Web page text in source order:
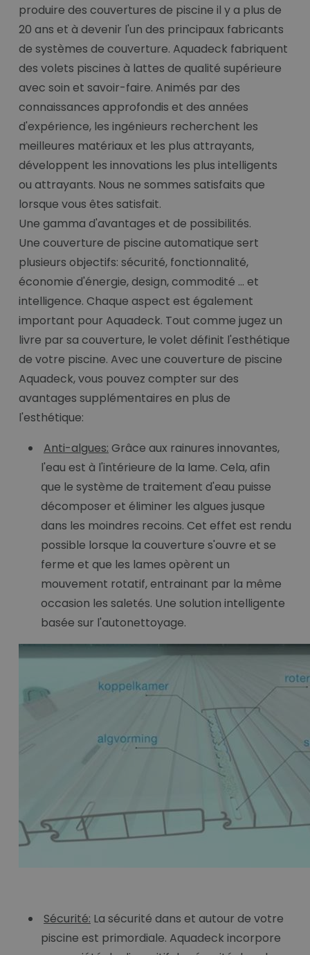
produire des couvertures de piscine il y a plus de
20 ans et à devenir l'un des principaux fabricants
de systèmes de couverture. Aquadeck fabriquent
des volets piscines à lattes de qualité supérieure
avec soin et savoir-faire. Animés par des
connaissances approfondis et des années
d'expérience, les ingénieurs recherchent les
meilleures matériaux et les plus attrayants,
développent les innovations les plus intelligents
ou attrayants. Nous ne sommes satisfaits que
lorsque vous êtes satisfait.
Une gamma d'avantages et de possibilités.
Une couverture de piscine automatique sert
plusieurs objectifs: sécurité, fonctionnalité,
économie d'énergie, design, commodité ... et
intelligence. Chaque aspect est également
important pour Aquadeck. Tout comme jugez un
livre par sa couverture, le volet définit l'esthétique
de votre piscine. Avec une couverture de piscine
Aquadeck, vous pouvez compter sur des
avantages supplémentaires en plus de
l'esthétique:
Anti-algues: Grâce aux rainures innovantes,
l'eau est à l'intérieure de la lame. Cela, afin
que le système de traitement d'eau puisse
décomposer et éliminer les algues jusque
dans les moindres recoins. Cet effet est rendu
possible lorsque la couverture s'ouvre et se
ferme et que les lames opèrent un
mouvement rotatif, entrainant par la même
occasion les saletés. Une solution intelligente
basée sur l'autonettoyage.
Sécurité: La sécurité dans et autour de votre
piscine est primordiale. Aquadeck incorpore